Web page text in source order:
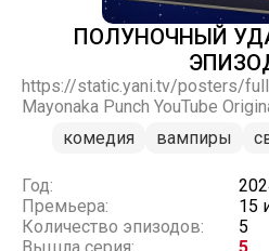
ПОЛУНОЧНЫЙ
https://static.yani.tv/posters/
Mayonaka Punch YouTube
комедия
вампиры
Год:
Премьера:
15
Количество эпизодов:
5